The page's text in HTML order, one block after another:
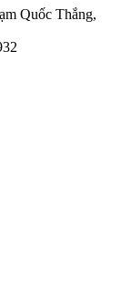
Quốc Thắng,